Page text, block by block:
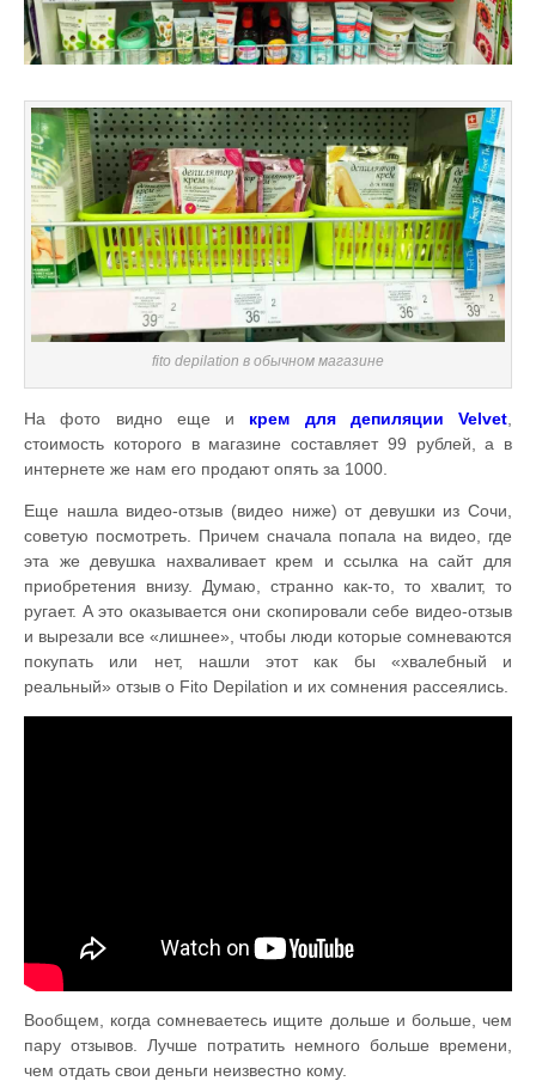
fito depilation в обычном магазине
На фото видно еще и крем для депиляции Velvet,
стоимость которого в магазине составляет 99 рублей, а в
интернете же нам его продают опять за 1000.
Еще нашла видео-отзыв (видео ниже) от девушки из Сочи,
советую посмотреть. Причем сначала попала на видео, где
эта же девушка нахваливает крем и ссылка на сайт для
приобретения внизу. Думаю, странно как-то, то хвалит, то
ругает. А это оказывается они скопировали себе видео-отзыв
и вырезали все «лишнее», чтобы люди которые сомневаются
покупать или нет, нашли этот как бы «хвалебный и
реальный» отзыв о Fito Depilation и их сомнения рассеялись.
Вообщем, когда сомневаетесь ищите дольше и больше, чем
пару отзывов. Лучше потратить немного больше времени,
чем отдать свои деньги неизвестно кому.